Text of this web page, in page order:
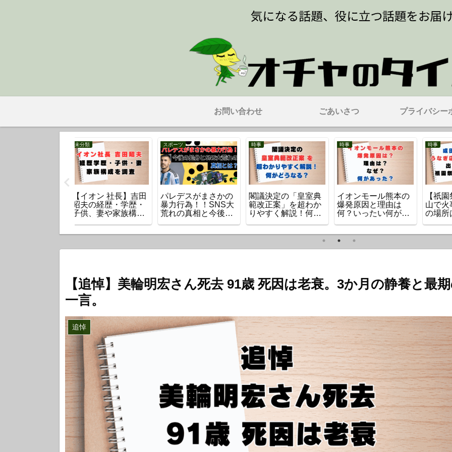
お問い合わせ ごあいさつ プライバシー
時事
イオンモール熊本の
爆発原因と理由は
何？いったい何があ
時事
【祇園祭中止】成田
山で火事のうなぎ店
の場所はどこ？出火
スポーツ
【広島カープ】矢
野・小園・田村・ゾ
ンビたばこ売人と同
席写真流出！球団は
時事
高台寺（京都・東山
区）で火事！どこ？
出火原因・けが人・
時事
ニチ
ステ
は？
【追悼】美輪明宏さん死去 91歳 死因は老衰。3か月の静養と最
一言。
追悼